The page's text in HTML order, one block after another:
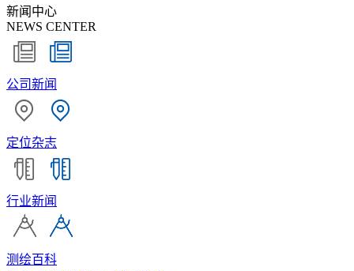
新闻中心
NEWS CENTER
公司新闻
定位杂志
行业新闻
测绘百科